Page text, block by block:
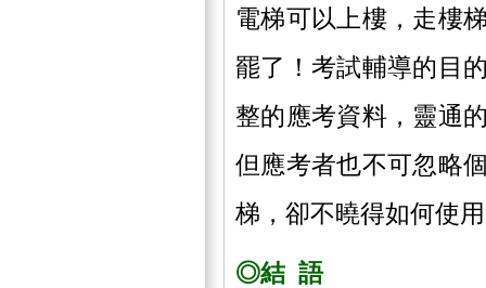
電梯可以上樓，走樓
罷了！考試輔導的目
整的應考資料，靈通
但應考者也不可忽略
梯，卻不曉得如何使
◎結 語